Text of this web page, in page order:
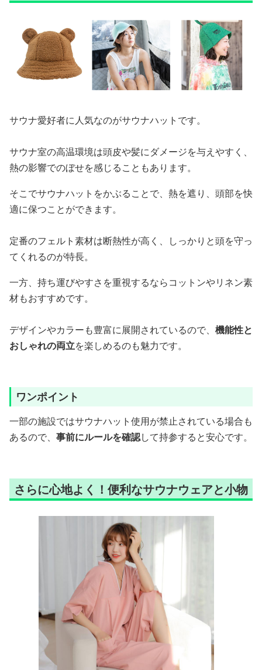
サウナ愛好者に人気なのがサウナハットです。
サウナ室の高温環境は頭皮や髪にダメージを与えやすく、
熱の影響でのぼせを感じることもあります。
そこでサウナハットをかぶることで、熱を遮り、頭部を快
適に保つことができます。
定番のフェルト素材は断熱性が高く、しっかりと頭を守っ
てくれるのが特長。
一方、持ち運びやすさを重視するならコットンやリネン素
材もおすすめです。
デザインやカラーも豊富に展開されているので、 機能性と
おしゃれの両立を楽しめるのも魅力です。
ワンポイント
一部の施設ではサウナハット使用が禁止されている場合も
あるので、 事前にルールを確認して持参すると安心です。
さらに心地よく！便利なサウナウェアと小物